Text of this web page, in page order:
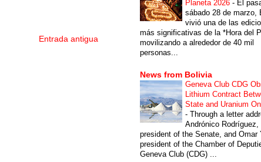
Entrada antigua
Planeta 2026 - El
sábado 28 de marzo,
vivió una de las
más significativas de la *Hora del
movilizando a alrededor de 40 mil
personas...
News from Bolivia
Geneva Club CDG
Lithium Contract
State and Uranium
- Through a letter
Andrónico Rodríguez,
president of the Senate, and Omar
president of the Chamber of
Geneva Club (CDG) ...